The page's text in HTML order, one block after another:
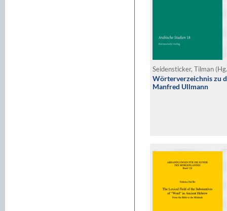
Seidensticker, Tilman
Wörterverzeichnis zu
Manfred Ullmann